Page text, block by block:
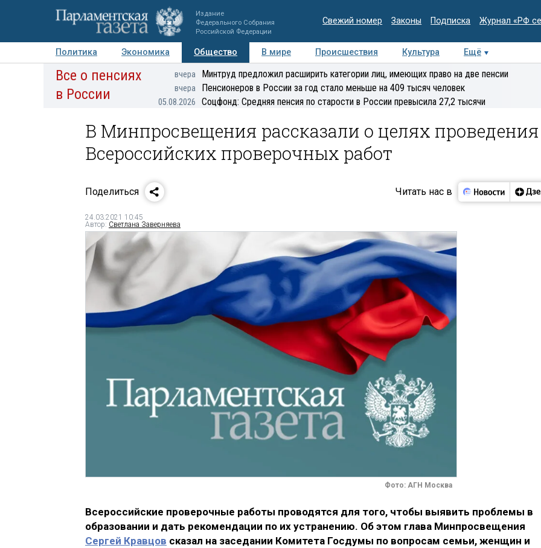
Издание
Федерального Собрания
Российской Федерации
Свежий номер Законы Подписка Журнал «РФ
Политика Экономика Общество В мире Происшествия Культура
Ещё
Авторы Персоны Мнения Регионы Медиацентр Интервью Колумнисты
Все о пенсиях
в России
вчера Минтруд предложил расширить категории лиц, имеющих право на две пенсии
вчера Пенсионеров в России за год стало меньше на 409 тысяч человек
05.08.2026 Соцфонд: Средняя пенсия по старости в России превысила 27,2 тысячи
В Минпросвещения рассказали о целях проведения
Всероссийских проверочных работ
Поделиться Читать нас в
24.03.2021 10:45
Автор: Светлана Заверняева
Фото: АГН Москва
Всероссийские проверочные работы проводятся для того, чтобы выявить проблемы в
образовании и дать рекомендации по их устранению. Об этом глава Минпросвещения
Сергей Кравцов сказал на заседании Комитета Госдумы по вопросам семьи, женщин и